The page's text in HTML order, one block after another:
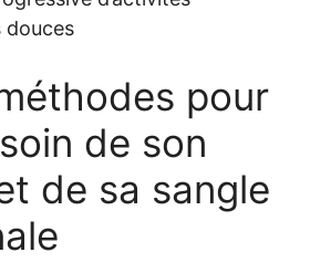
douces
pour
de son
de sa sangle